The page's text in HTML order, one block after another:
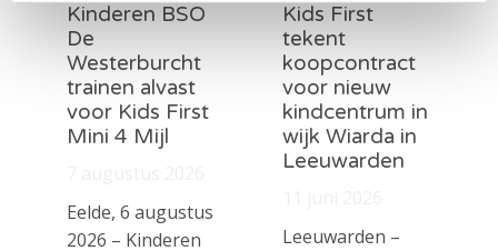
Kinderen BSO
De
Westerburcht
trainen alvast
voor Kids First
Mini 4 Mijl
Eelde, 6 augustus
2026 – Kinderen
Kids First
tekent
koopcontract
voor nieuw
kindcentrum in
wijk Wiarda in
Leeuwarden
Leeuwarden –